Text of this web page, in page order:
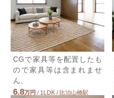
CGで家具等を配置したも
ので家具等は含まれませ
ん。
6.8万円 / 1LDK / 比治山橋駅